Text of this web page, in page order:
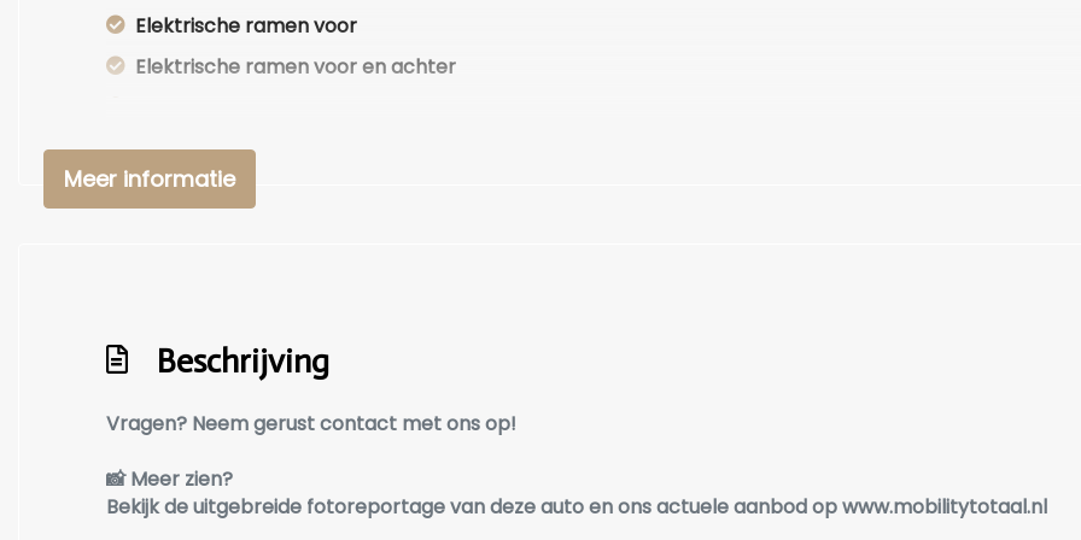
Elektrische ramen voor
Elektrische ramen voor en achter
Lederen interieur
Lendesteun(en) verstelbaar
Middenarmsteun voor
Stuur leder
Stuur verstelbaar
Stuurbekrachtiging
Meer informatie
Beschrijving
Vragen? Neem gerust contact met ons op!
📸 Meer zien?
Bekijk de uitgebreide fotoreportage van deze auto en ons actuele aanbod opwww.mobilitytotaal.nl